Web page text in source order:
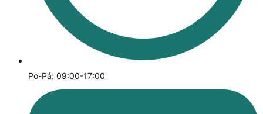
Po-Pá: 09:00-17:00